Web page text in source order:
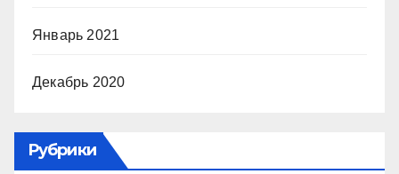
Январь 2021
Декабрь 2020
Рубрики